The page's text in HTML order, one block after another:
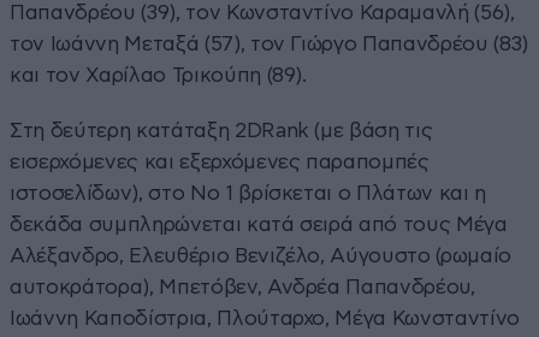
Παπανδρέου (39), τον Κωνσταντίνο Καραμανλή (56),
τον Ιωάννη Μεταξά (57), τον Γιώργο Παπανδρέου (83)
και τον Χαρίλαο Τρικούπη (89).
Στη δεύτερη κατάταξη 2DRank (με βάση τις
εισερχόμενες και εξερχόμενες παραπομπές
ιστοσελίδων), στο Νο 1 βρίσκεται ο Πλάτων και η
δεκάδα συμπληρώνεται κατά σειρά από τους Μέγα
Αλέξανδρο, Ελευθέριο Βενιζέλο, Αύγουστο (ρωμαίο
αυτοκράτορα), Μπετόβεν, Ανδρέα Παπανδρέου,
Ιωάννη Καποδίστρια, Πλούταρχο, Μέγα Κωνσταντίνο